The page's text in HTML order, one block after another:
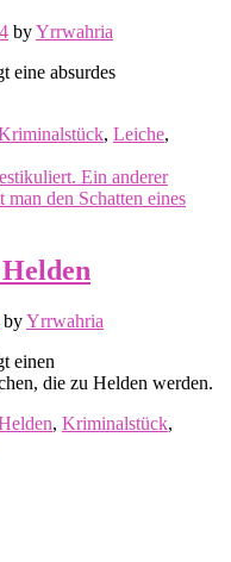
byYrrwahria
eine absurdes
, Leiche,
byYrrwahria
einen
die zu Helden werden.
, Kriminalstück,